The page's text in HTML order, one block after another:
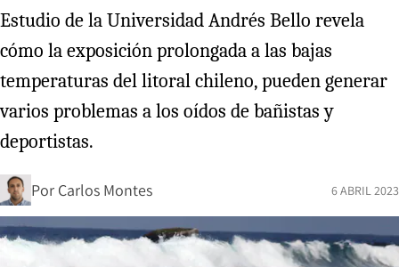
Estudio de la Universidad Andrés Bello revela
cómo la exposición prolongada a las bajas
temperaturas del litoral chileno, pueden generar
varios problemas a los oídos de bañistas y
deportistas.
Por Carlos Montes 6 ABRIL 2023